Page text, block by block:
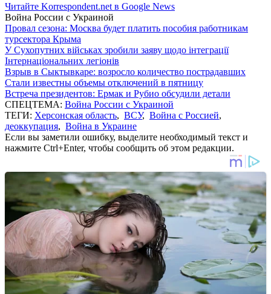
Читайте Korrespondent.net в Google News
Война России с Украиной
Провал сезона: Москва будет платить пособия работникам
турсектора Крыма
У Сухопутних військах зробили заяву щодо інтеграції
Інтернаціональних легіонів
Взрыв в Сыктывкаре: возросло количество пострадавших
Стали известны объемы отключений в пятницу
Встреча президентов: Ермак и Рубио обсудили детали
СПЕЦТЕМА: Война России с Украиной
ТЕГИ: Херсонская область, ВСУ, Война с Россией,
деоккупация, Война в Украине
Если вы заметили ошибку, выделите необходимый текст и
нажмите Ctrl+Enter, чтобы сообщить об этом редакции.